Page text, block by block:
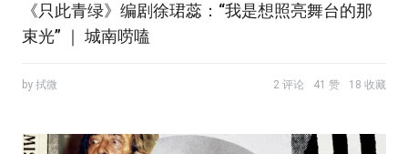
《只此青绿》编剧徐珺蕊：“我是想照亮舞台的那
束光” ｜ 城南唠嗑
by 拭微 2 评论 41 赞 18 收藏